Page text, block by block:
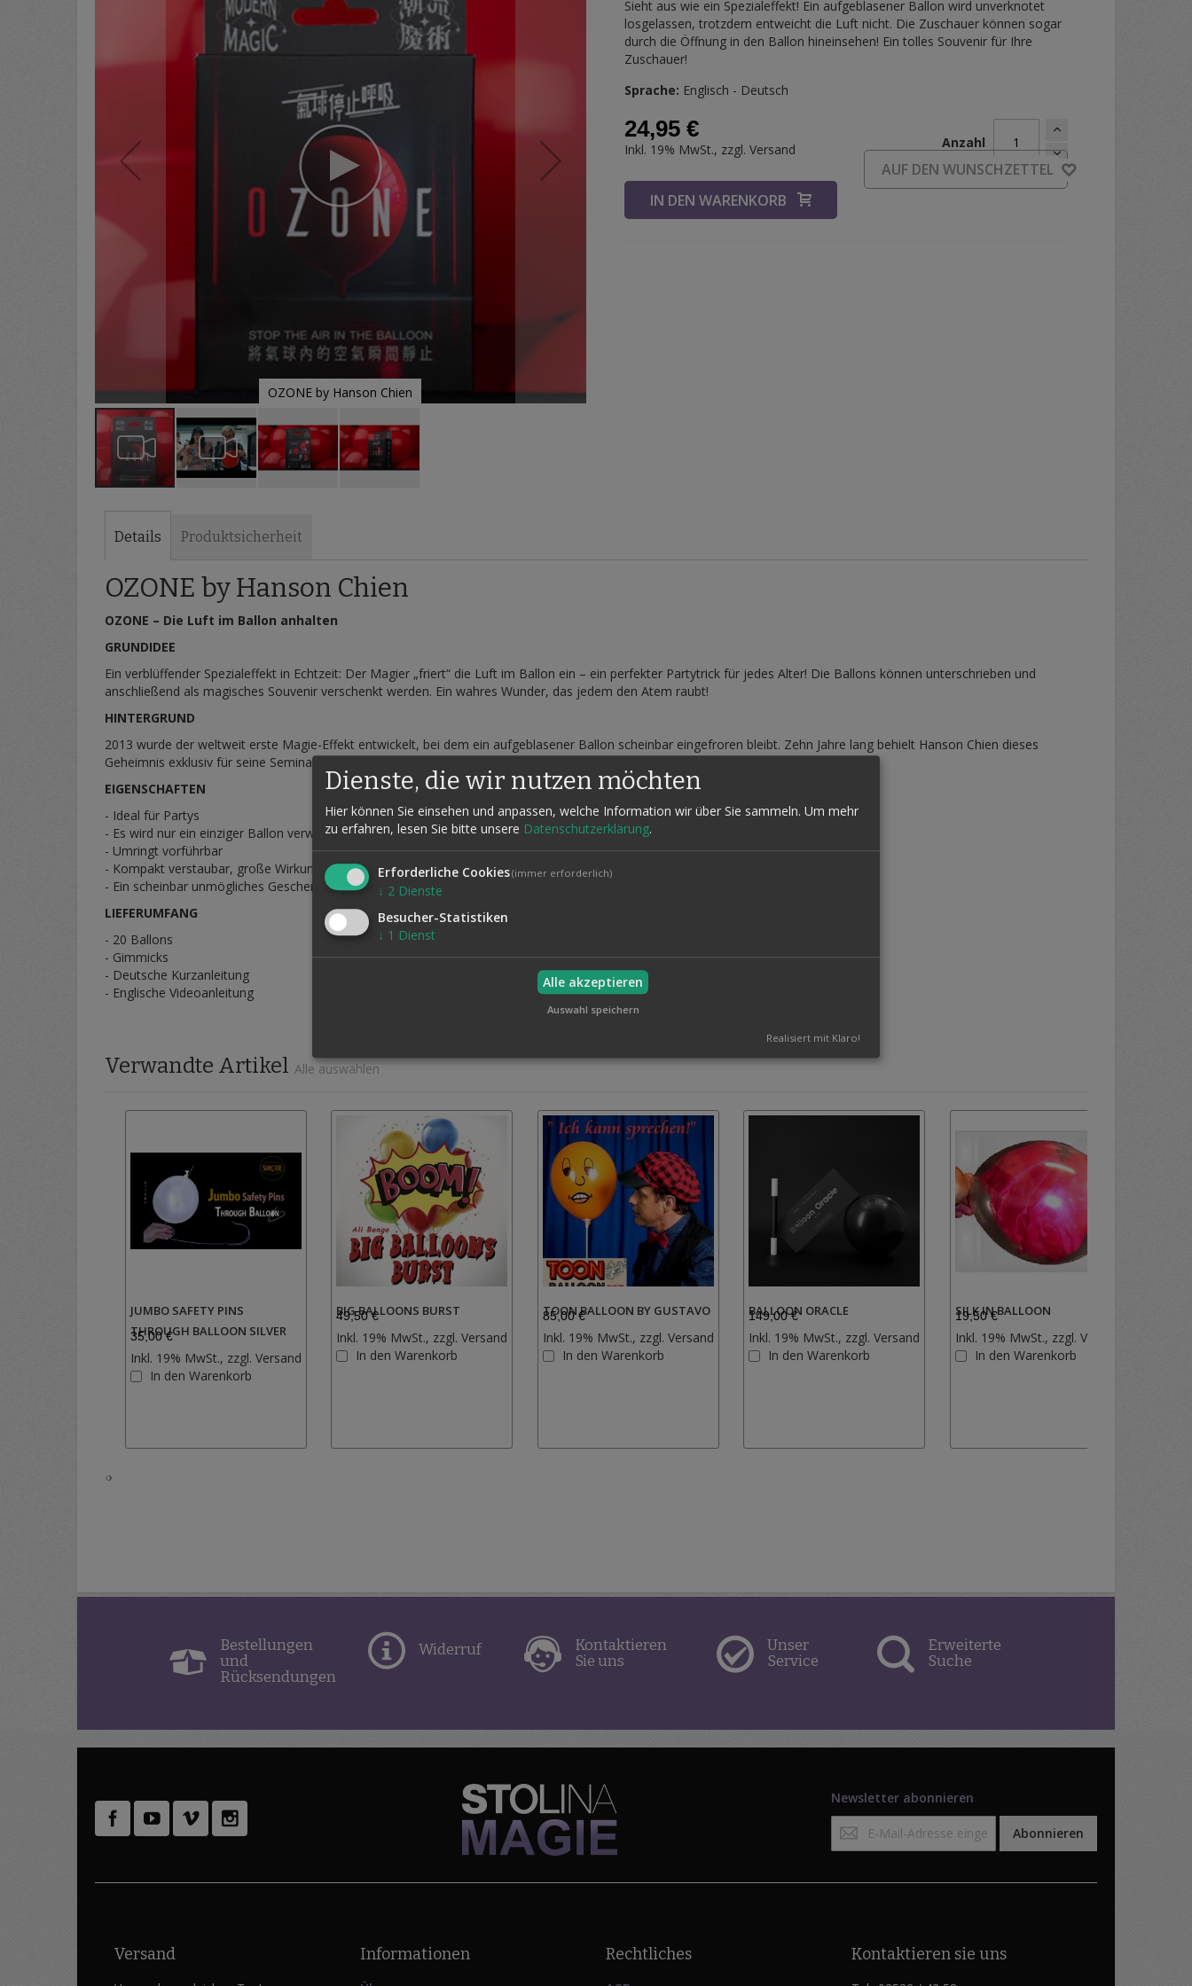
OZONE by Hanson Chien
Sieht aus wie ein Spezialeffekt! Ein aufgeblasener Ballon wird unverknotet
losgelassen, trotzdem entweicht die Luft nicht. Die Zuschauer können sogar
durch die Öffnung in den Ballon hineinsehen! Ein tolles Souvenir für Ihre
Zuschauer!
Sprache: Englisch - Deutsch
24,95 €
Inkl. 19% MwSt., zzgl.Versand Anzahl
IN DEN WARENKORB
AUF DEN WUNSCHZETTEL
Details
OZONE by Hanson Chien
OZONE – Die Luft im Ballon anhalten
GRUNDIDEE
Ein verblüffender Spezialeffekt in Echtzeit: Der Magier „friert“ die Luft im Ballon ein – ein perfekter Partytrick für jedes Alter! Die Ballons können unterschrieben und
anschließend als magisches Souvenir verschenkt werden. Ein wahres Wunder, das jedem den Atem raubt!
HINTERGRUND
2013 wurde der weltweit erste Magie-Effekt entwickelt, bei dem ein aufgeblasener Ballon scheinbar eingefroren bleibt. Zehn Jahre lang behielt Hanson Chien dieses
Geheimnis exklusiv für seine Seminar-Tournee.
EIGENSCHAFTEN
- Ideal für Partys
- Es wird nur ein einziger Ballon verwendet
- Umringt vorführbar
- Kompakt verstaubar, große Wirkung
- Ein scheinbar unmögliches Geschenk für das Publikum
LIEFERUMFANG
- 20 Ballons
- Gimmicks
- Deutsche Kurzanleitung
- Englische Videoanleitung
Produktsicherheit
Verwandte Artikel Alle auswählen
JUMBO SAFETY PINS
THROUGH BALLOON SILVER
35,00 €
Inkl. 19% MwSt., zzgl. Versand
In den Warenkorb
BIG BALLOONS BURST
49,50 €
Inkl. 19% MwSt., zzgl.Versand
In den Warenkorb
TOON BALLOON BY GUSTAVO
85,00 €
Inkl. 19% MwSt., zzgl. Versand
In den Warenkorb
BALLOON ORACLE
149,00 €
Inkl. 19% MwSt., zzgl.Versand
In den Warenkorb
SILK IN BALLOON
19,50 €
Inkl. 19% MwSt., zzgl. Versand
In den Warenkorb
‹›
Bestellungen
und
Rücksendungen
Widerruf
Kontaktieren
Sie uns
Unser
Service
Erweiterte
Suche
Newsletter abonnieren
zum
Abonnieren
Versand Informationen Rechtliches Kontaktieren sie uns
Dienste, die wir nutzen möchten
Hier können Sie einsehen und anpassen, welche Information wir über Sie sammeln. Um mehr
zu erfahren, lesen Sie bitte unsere Datenschutzerklärung.
Erforderliche Cookies(immer erforderlich)
↓ 2 Dienste
Besucher-Statistiken
↓ 1 Dienst
Alle akzeptieren
Auswahl speichern
Realisiert mit Klaro!